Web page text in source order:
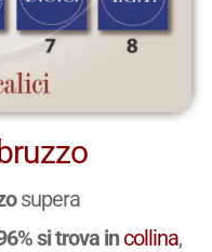
supera
si trova incollina,